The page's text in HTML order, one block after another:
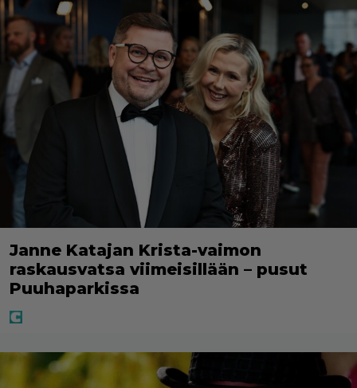
Janne Katajan Krista-vaimon
raskausvatsa viimeisillään – pusut
Puuhaparkissa